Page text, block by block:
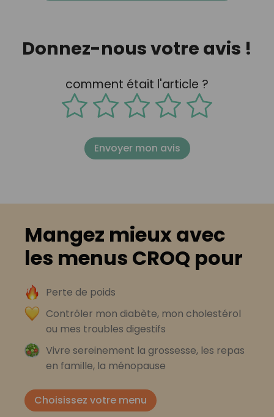
Donnez-nous votre avis !
comment était l'article ?
Envoyer mon avis
Mangez mieux avec
les menus CROQ pour
Perte de poids
Contrôler mon diabète, mon cholestérol
ou mes troubles digestifs
Vivre sereinement la grossesse, les repas
en famille, la ménopause
Choisissez votre menu